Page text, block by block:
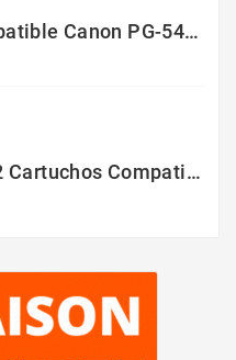
Pack Compatible Canon PG-540 XL / CL-541 XL ? Negro Y Color ? Alta Capacidad
Pack De 12 Cartuchos Compatibles EPSON 603XL